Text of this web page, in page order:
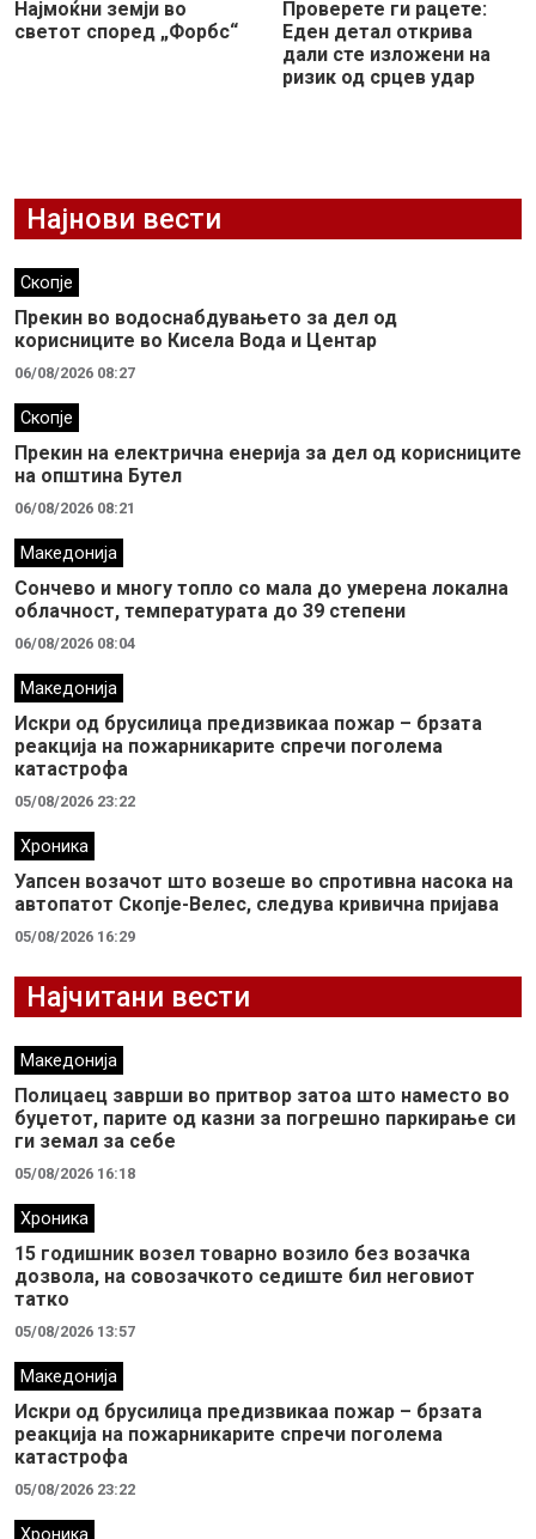
Најмоќни земји во
светот според „Форбс“
Проверете ги рацете:
Еден детал открива
дали сте изложени на
ризик од срцев удар
Најнови вести
Скопје
Прекин во водоснабдувањето за дел од
корисниците во Кисела Вода и Центар
06/08/2026 08:27
Скопје
Прекин на електрична енерија за дел од корисниците
на општина Бутел
06/08/2026 08:21
Македонија
Сончево и многу топло со мала до умерена локална
облачност, температурата до 39 степени
06/08/2026 08:04
Македонија
Искри од брусилица предизвикаа пожар – брзата
реакција на пожарникарите спречи поголема
катастрофа
05/08/2026 23:22
Хроника
Уапсен возачот што возеше во спротивна насока на
автопатот Скопје-Велес, следува кривична пријава
05/08/2026 16:29
Најчитани вести
Македонија
Полицаец заврши во притвор затоа што наместо во
буџетот, парите од казни за погрешно паркирање си
ги земал за себе
05/08/2026 16:18
Хроника
15 годишник возел товарно возило без возачка
дозвола, на совозачкото седиште бил неговиот
татко
05/08/2026 13:57
Македонија
Искри од брусилица предизвикаа пожар – брзата
реакција на пожарникарите спречи поголема
катастрофа
05/08/2026 23:22